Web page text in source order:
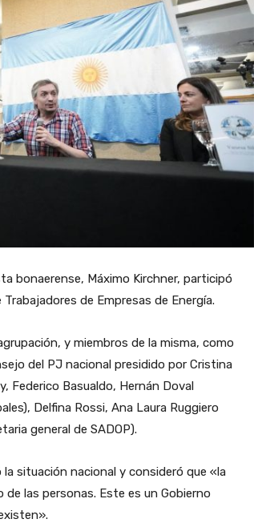
bonaerense, Máximo Kirchner, participó
de Empresas de Energía.
y miembros de la misma, como
del PJ nacional presidido por Cristina
Federico Basualdo, Hernán Doval
Delfina Rossi, Ana Laura Ruggiero
general de SADOP).
situación nacional y consideró que «la
las personas. Este es un Gobierno